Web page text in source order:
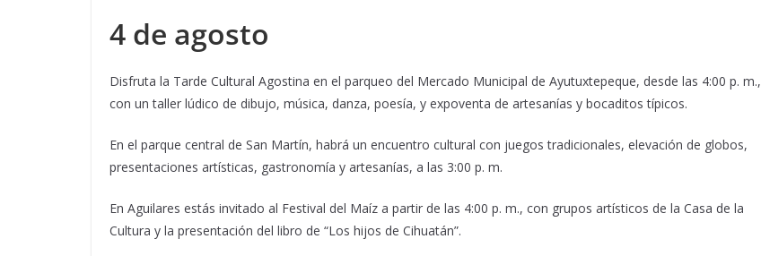
4 de agosto
Disfruta la Tarde Cultural Agostina en el parqueo del Mercado Municipal de Ayutuxtepeque, desde las 4:00 p. m.,
con un taller lúdico de dibujo, música, danza, poesía, y expoventa de artesanías y bocaditos típicos.
En el parque central de San Martín, habrá un encuentro cultural con juegos tradicionales, elevación de globos,
presentaciones artísticas, gastronomía y artesanías, a las 3:00 p. m.
En Aguilares estás invitado al Festival del Maíz a partir de las 4:00 p. m., con grupos artísticos de la Casa de la
Cultura y la presentación del libro de “Los hijos de Cihuatán”.